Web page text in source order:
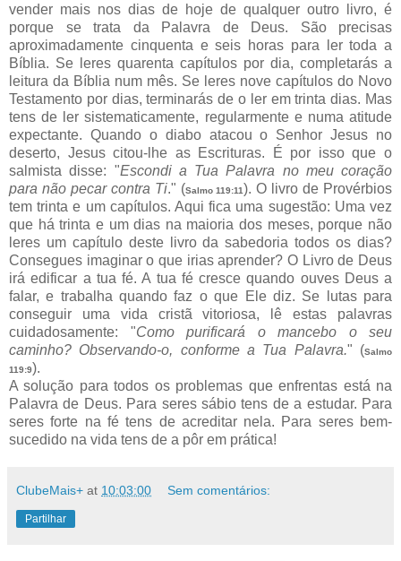
vender mais nos dias de hoje de qualquer outro livro, é
porque se trata da Palavra de Deus. São precisas
aproximadamente cinquenta e seis horas para ler toda a
Bíblia. Se leres quarenta capítulos por dia, completarás a
leitura da Bíblia num mês. Se leres nove capítulos do Novo
Testamento por dias, terminarás de o ler em trinta dias. Mas
tens de ler sistematicamente, regularmente e numa atitude
expectante. Quando o diabo atacou o Senhor Jesus no
deserto, Jesus citou-lhe as Escrituras. É por isso que o
salmista disse: "Escondi a Tua Palavra no meu coração
para não pecar contra Ti." (Salmo 119:11 ). O livro de Provérbios
tem trinta e um capítulos. Aqui fica uma sugestão: Uma vez
que há trinta e um dias na maioria dos meses, porque não
leres um capítulo deste livro da sabedoria todos os dias?
Consegues imaginar o que irias aprender? O Livro de Deus
irá edificar a tua fé. A tua fé cresce quando ouves Deus a
falar, e trabalha quando faz o que Ele diz. Se lutas para
conseguir uma vida cristã vitoriosa, lê estas palavras
cuidadosamente: "Como purificará o mancebo o seu
caminho? Observando-o, conforme a Tua Palavra." (Salmo
119:9).
A solução para todos os problemas que enfrentas está na
Palavra de Deus. Para seres sábio tens de a estudar. Para
seres forte na fé tens de acreditar nela. Para seres bem-
sucedido na vida tens de a pôr em prática!
ClubeMais+ at 10:03:00 Sem comentários:
Partilhar